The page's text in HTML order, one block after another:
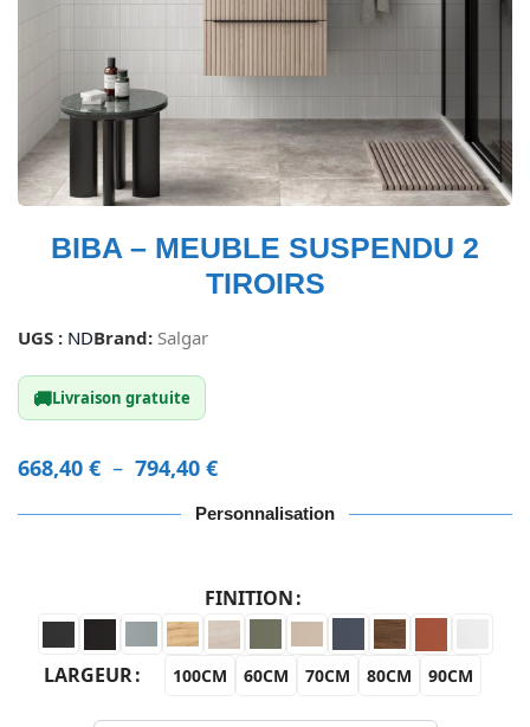
BIBA – MEUBLE SUSPENDU 2
TIROIRS
UGS : NDBrand: Salgar
🚚Livraison gratuite
668,40 € – 794,40 €
Personnalisation
FINITION
LARGEUR 100CM 60CM 70CM 80CM 90CM